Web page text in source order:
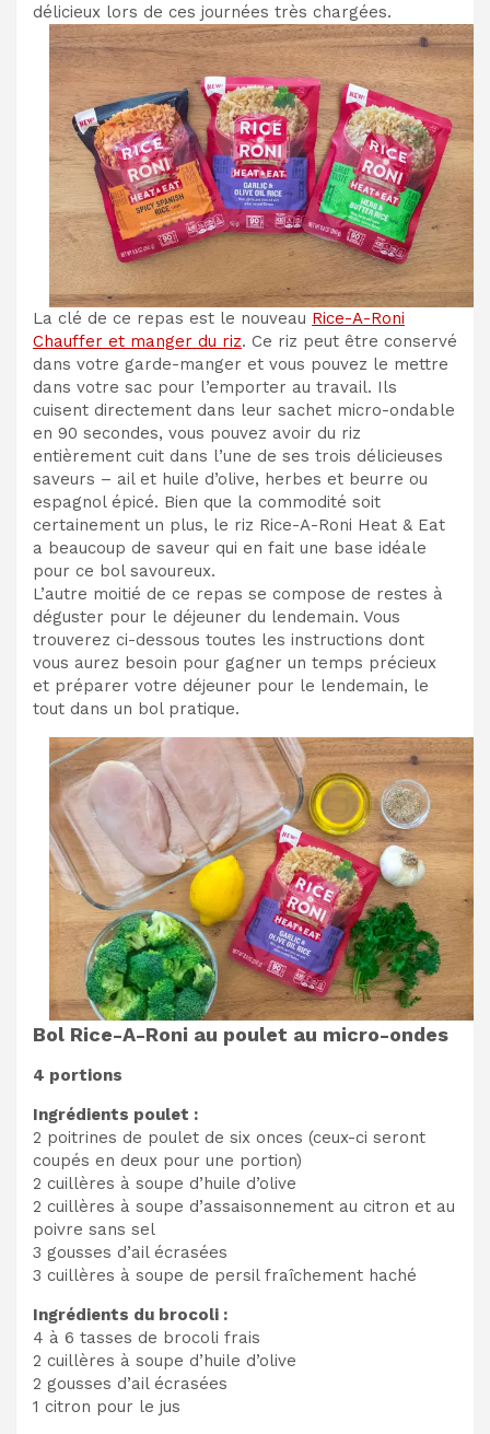
délicieux lors de ces journées très chargées.
La clé de ce repas est le nouveau Rice-A-Roni
Chauffer et manger du riz. Ce riz peut être conservé
dans votre garde-manger et vous pouvez le mettre
dans votre sac pour l’emporter au travail. Ils
cuisent directement dans leur sachet micro-ondable
en 90 secondes, vous pouvez avoir du riz
entièrement cuit dans l’une de ses trois délicieuses
saveurs – ail et huile d’olive, herbes et beurre ou
espagnol épicé. Bien que la commodité soit
certainement un plus, le riz Rice-A-Roni Heat & Eat
a beaucoup de saveur qui en fait une base idéale
pour ce bol savoureux.
L’autre moitié de ce repas se compose de restes à
déguster pour le déjeuner du lendemain. Vous
trouverez ci-dessous toutes les instructions dont
vous aurez besoin pour gagner un temps précieux
et préparer votre déjeuner pour le lendemain, le
tout dans un bol pratique.
Bol Rice-A-Roni au poulet au micro-ondes
4 portions
Ingrédients poulet :
2 poitrines de poulet de six onces (ceux-ci seront
coupés en deux pour une portion)
2 cuillères à soupe d’huile d’olive
2 cuillères à soupe d’assaisonnement au citron et au
poivre sans sel
3 gousses d’ail écrasées
3 cuillères à soupe de persil fraîchement haché
Ingrédients du brocoli :
4 à 6 tasses de brocoli frais
2 cuillères à soupe d’huile d’olive
2 gousses d’ail écrasées
1 citron pour le jus